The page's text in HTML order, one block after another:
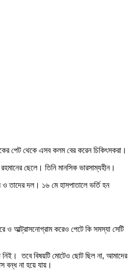
পেট থেকে এসব কলম বের করেন চিকিৎসকরা।
ছেলে। তিনি মানসিক ভারসাম্যহীন।
ও তাদের দল। ১৬ মে হাসপাতালে ভর্তি হন
ও আল্ট্রাসনোগ্রাম করেও পেটে কি সমস্যা সেটি
তবে বিষয়টি মোটেও ছোট ছিল না, আমাদের
বন্ধ না হয়ে যায়।